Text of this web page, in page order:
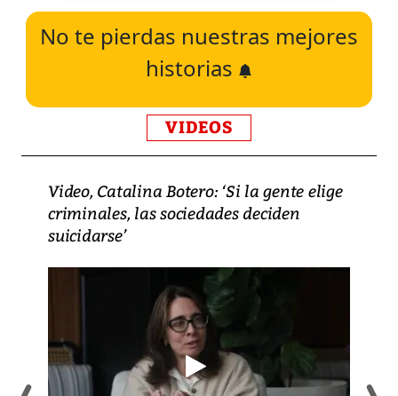
No te pierdas nuestras mejores
historias
VIDEOS
Video, Catalina Botero: ‘Si la gente elige
criminales, las sociedades deciden
suicidarse’